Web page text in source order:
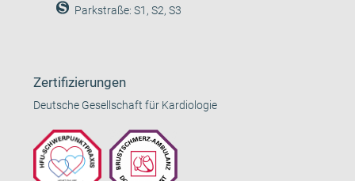
Parkstraße: S1, S2, S3
Zertifizierungen
Deutsche Gesellschaft für Kardiologie